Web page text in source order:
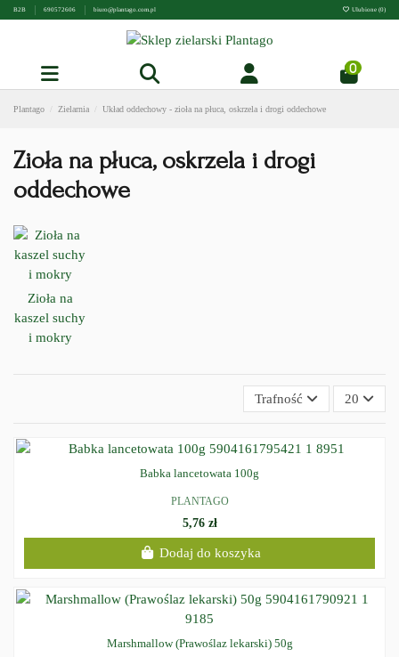
B2B 690572606 biuro@plantago.com.pl Ulubione (0)
0
Plantago Zielarnia Układ oddechowy - zioła na płuca, oskrzela i drogi oddechowe
Zioła na płuca, oskrzela i drogi
oddechowe
Zioła na
kaszel suchy
i mokry
Trafność 20
Babka lancetowata 100g
PLANTAGO
5,76 zł
Dodaj do koszyka
Marshmallow (Prawoślaz lekarski) 50g